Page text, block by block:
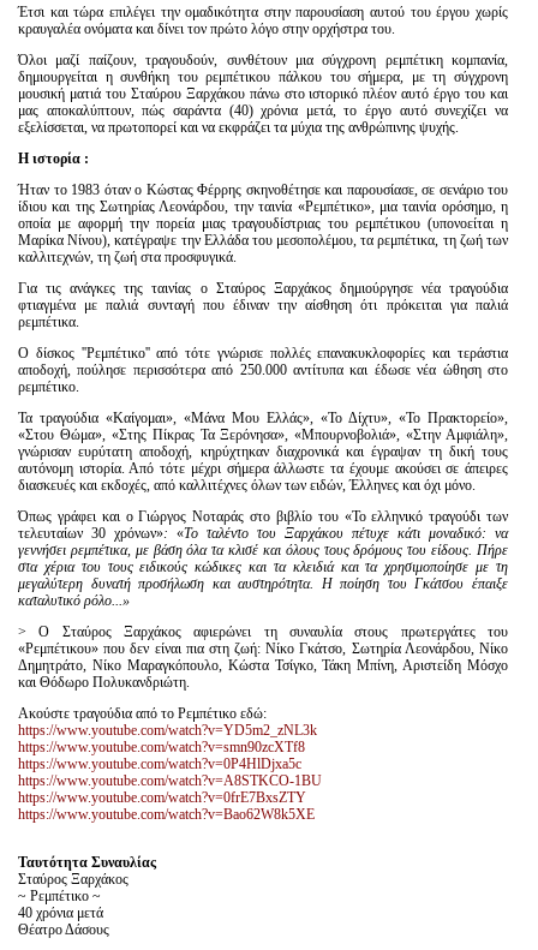
Έτσι και τώρα επιλέγει την ομαδικότητα στην παρουσίαση αυτού του έργου χωρίς
κραυγαλέα ονόματα και δίνει τον πρώτο λόγο στην ορχήστρα του.
Όλοι μαζί παίζουν, τραγουδούν, συνθέτουν μια σύγχρονη ρεμπέτικη κομπανία,
δημιουργείται η συνθήκη του ρεμπέτικου πάλκου του σήμερα, με τη σύγχρονη
μουσική ματιά του Σταύρου Ξαρχάκου πάνω στο ιστορικό πλέον αυτό έργο του και
μας αποκαλύπτουν, πώς σαράντα (40) χρόνια μετά, το έργο αυτό συνεχίζει να
εξελίσσεται, να πρωτοπορεί και να εκφράζει τα μύχια της ανθρώπινης ψυχής.
Η ιστορία :
Ήταν το 1983 όταν o Κώστας Φέρρης σκηνοθέτησε και παρουσίασε, σε σενάριο του
ίδιου και της Σωτηρίας Λεονάρδου, την ταινία «Ρεμπέτικο», μια ταινία ορόσημο, η
οποία με αφορμή την πορεία μιας τραγουδίστριας του ρεμπέτικου (υπονοείται η
Μαρίκα Νίνου), κατέγραψε την Ελλάδα του μεσοπολέμου, τα ρεμπέτικα, τη ζωή των
καλλιτεχνών, τη ζωή στα προσφυγικά.
Για τις ανάγκες της ταινίας ο Σταύρος Ξαρχάκος δημιούργησε νέα τραγούδια
φτιαγμένα με παλιά συνταγή που έδιναν την αίσθηση ότι πρόκειται για παλιά
ρεμπέτικα.
Ο δίσκος ''Ρεμπέτικο'' από τότε γνώρισε πολλές επανακυκλοφορίες και τεράστια
αποδοχή, πούλησε περισσότερα από 250.000 αντίτυπα και έδωσε νέα ώθηση στο
ρεμπέτικο.
Τα τραγούδια «Καίγομαι», «Μάνα Μου Ελλάς», «Το Δίχτυ», «Το Πρακτορείο»,
«Στου Θώμα», «Στης Πίκρας Τα Ξερόνησα», «Μπουρνοβολιά», «Στην Αμφιάλη»,
γνώρισαν ευρύτατη αποδοχή, κηρύχτηκαν διαχρονικά και έγραψαν τη δική τους
αυτόνομη ιστορία. Από τότε μέχρι σήμερα άλλωστε τα έχουμε ακούσει σε άπειρες
διασκευές και εκδοχές, από καλλιτέχνες όλων των ειδών, Έλληνες και όχι μόνο.
Όπως γράφει και ο Γιώργος Νοταράς στο βιβλίο του «Το ελληνικό τραγούδι των
τελευταίων 30 χρόνων»: «Το ταλέντο του Ξαρχάκου πέτυχε κάτι μοναδικό: να
γεννήσει ρεμπέτικα, με βάση όλα τα κλισέ και όλους τους δρόμους του είδους. Πήρε
στα χέρια του τους ειδικούς κώδικες και τα κλειδιά και τα χρησιμοποίησε με τη
μεγαλύτερη δυνατή προσήλωση και αυστηρότητα. Η ποίηση του Γκάτσου έπαιξε
καταλυτικό ρόλο...»
> O Σταύρος Ξαρχάκος αφιερώνει τη συναυλία στους πρωτεργάτες του
«Ρεμπέτικου» που δεν είναι πια στη ζωή: Νίκο Γκάτσο, Σωτηρία Λεονάρδου, Νίκο
Δημητράτο, Νίκο Μαραγκόπουλο, Κώστα Τσίγκο, Τάκη Μπίνη, Αριστείδη Μόσχο
και Θόδωρο Πολυκανδριώτη.
Ακούστε τραγούδια από το Ρεμπέτικο εδώ:
https://www.youtube.com/watch?v=YD5m2_zNL3k
https://www.youtube.com/watch?v=smn90zcXTf8
https://www.youtube.com/watch?v=0P4HlDjxa5c
https://www.youtube.com/watch?v=A8STKCO-1BU
https://www.youtube.com/watch?v=0frE7BxsZTY
https://www.youtube.com/watch?v=Bao62W8k5XE
Ταυτότητα Συναυλίας
Σταύρος Ξαρχάκος
~ Ρεμπέτικο ~
40 χρόνια μετά
Θέατρο Δάσους